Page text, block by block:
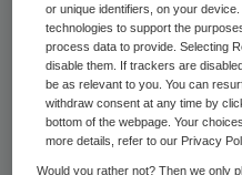
ontslagen hebben
ouderenzorg. En
instromers, mensen
zitten. Er is
niet allemaal
or unique identifiers, on your
technologies to support the
process data to provide. Selecting
disable them. If trackers are
be as relevant to you. You can
withdraw consent at any time by
bottom of the webpage. Your
more details, refer to our Privacy
Would you rather not? Then we only